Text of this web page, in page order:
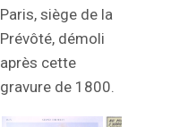
Paris, siège de la
Prévôté, démoli
après cette
gravure de 1800.